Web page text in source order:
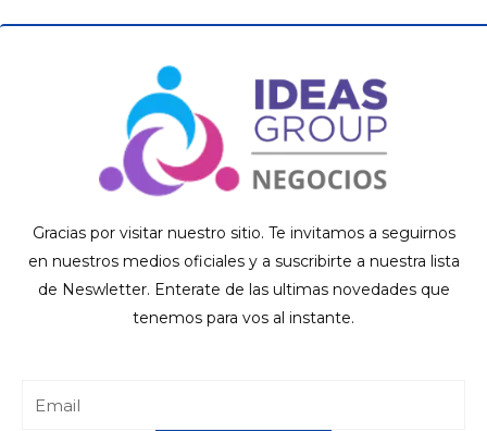
Gracias por visitar nuestro sitio. Te invitamos a seguirnos
en nuestros medios oficiales y a suscribirte a nuestra lista
de Neswletter. Enterate de las ultimas novedades que
tenemos para vos al instante.